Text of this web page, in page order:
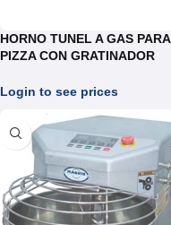
HORNO TUNEL A GAS PARA
PIZZA CON GRATINADOR
Login to see prices